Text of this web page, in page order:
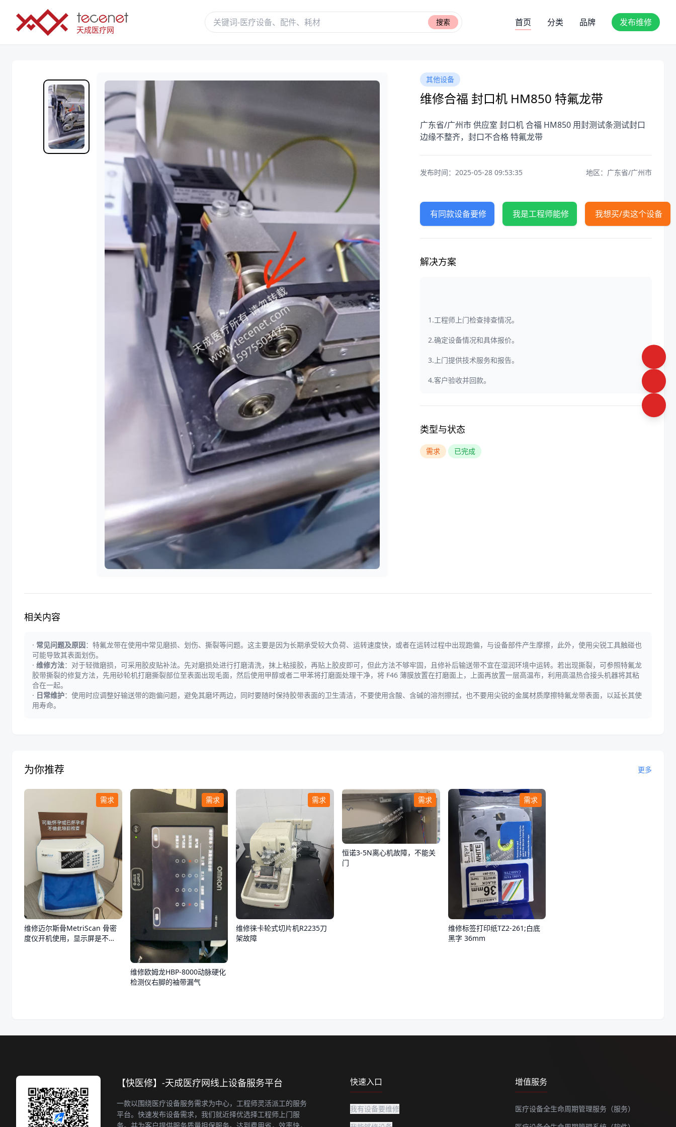
天成医疗网
搜索 首页 分类 品牌 发布维修
其他设备
维修合福 封口机 HM850 特氟龙带
广东省/广州市 供应室 封口机 合福 HM850 用封测试条测试封口
边缘不整齐，封口不合格 特氟龙带
发布时间：2025-05-28 09:53:35 地区：广东省/广州市
有同款设备要修 我是工程师能修 我想买/卖这个设备
解决方案
1.工程师上门检查排查情况。
2.确定设备情况和具体报价。
3.上门提供技术服务和报告。
4.客户验收并回款。
类型与状态
需求 已完成
相关内容
· 常见问题及原因：特氟龙带在使用中常见磨损、划伤、撕裂等问题。这主要是因为长期承受较大负荷、运转速度快，或者在运转过程中出现跑偏，与设备部件产生摩擦，此外，使用尖锐工具触碰也
可能导致其表面划伤。
· 维修方法：对于轻微磨损，可采用胶皮贴补法。先对磨损处进行打磨清洗，抹上粘接胶，再贴上胶皮即可，但此方法不够牢固，且修补后输送带不宜在湿润环境中运转。若出现撕裂，可参照特氟龙
胶带撕裂的修复方法，先用砂轮机打磨撕裂部位至表面出现毛面，然后使用甲醇或者二甲苯将打磨面处理干净，将 F46 薄膜放置在打磨面上，上面再放置一层高温布，利用高温热合接头机器将其粘
合在一起。
· 日常维护：使用时应调整好输送带的跑偏问题，避免其磨坏两边，同时要随时保持胶带表面的卫生清洁，不要使用含酸、含碱的溶剂擦拭，也不要用尖锐的金属材质摩擦特氟龙带表面，以延长其使
用寿命。
为你推荐 更多
需求
维修迈尔斯骨MetriScan 骨密
度仪开机使用，显示屏是不
需求
维修欧姆龙HBP-8000动脉硬化
检测仪右脚的袖带漏气
需求
维修徕卡轮式切片机R2235刀
架故障
需求
恒诺3-5N离心机故障，不能关
门
需求
维修标签打印纸TZ2-261;白底
黑字 36mm
【快医修】-天成医疗网线上设备服务平台
一款以围绕医疗设备服务需求为中心，工程师灵活派工的服务
平台。快速发布设备需求，我们就近择优选择工程师上门服
快速入口
我有设备要维修
增值服务
医疗设备全生命周期管理服务（服务）